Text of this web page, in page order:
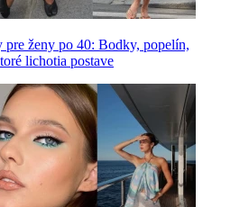
pre ženy po 40: Bodky, popelín,
lichotia postave